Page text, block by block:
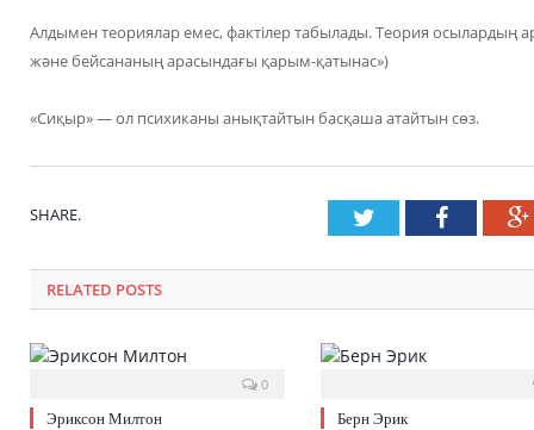
Алдымен теориялар емес, фактілер табылады. Теория осылардың
және бейсананың арасындағы қарым-қатынас»)
«Сиқыр» — ол психиканы анықтайтын басқаша атайтын сөз.
SHARE. Twitter
RELATED POSTS
0
Эриксон Милтон Берн Эрик